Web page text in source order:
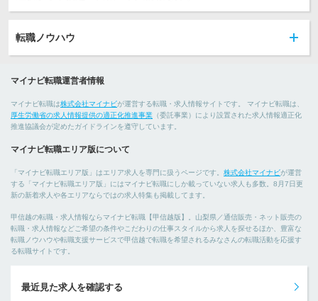
転職ノウハウ
マイナビ転職運営者情報
マイナビ転職は株式会社マイナビが運営する転職・求人情報サイトです。 マイナビ転職は、
厚生労働省の求人情報提供の適正化推進事業 （委託事業）により設置された求人情報適正化
推進協議会が定めたガイドラインを遵守しています。
マイナビ転職エリア版について
「マイナビ転職エリア版」はエリア求人を専門に扱うページです。 株式会社マイナビが運営
する「マイナビ転職エリア版」にはマイナビ転職にしか載っていない求人も多数。8月7日更
新の新着求人や各エリアならではの求人特集も掲載してます。
甲信越の転職・求人情報ならマイナビ転職【甲信越版】。山梨県／通信販売・ネット販売の
転職・求人情報などご希望の条件やこだわりの仕事スタイルから求人を探せるほか、豊富な
転職ノウハウや転職支援サービスで甲信越で転職を希望されるみなさんの転職活動を応援す
る転職サイトです。
最近見た求人を確認する